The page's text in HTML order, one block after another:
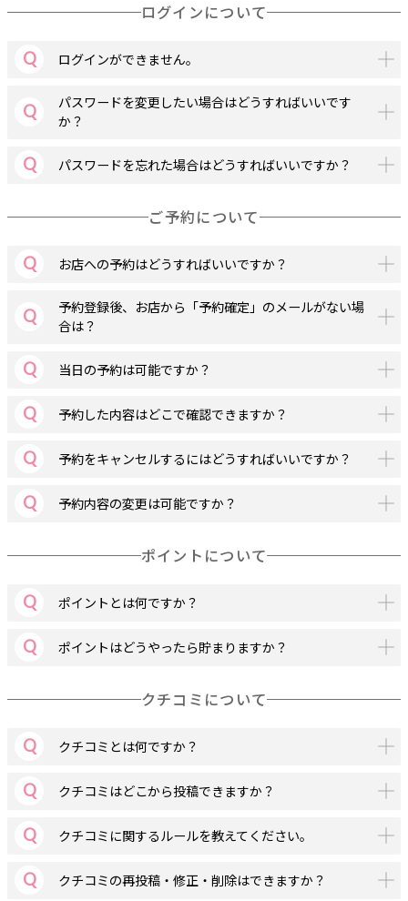
ログインについて
ログインができません。
パスワードを変更したい場合はどうすればいいです
か？
パスワードを忘れた場合はどうすればいいですか？
ご予約について
お店への予約はどうすればいいですか？
予約登録後、お店から「予約確定」のメールがない場
合は？
当日の予約は可能ですか？
予約した内容はどこで確認できますか？
予約をキャンセルするにはどうすればいいですか？
予約内容の変更は可能ですか？
ポイントについて
ポイントとは何ですか？
ポイントはどうやったら貯まりますか？
クチコミについて
クチコミとは何ですか？
クチコミはどこから投稿できますか？
クチコミに関するルールを教えてください。
クチコミの再投稿・修正・削除はできますか？